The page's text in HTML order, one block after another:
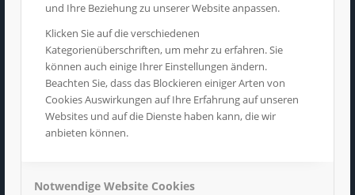
und Ihre Beziehung zu unserer Website anpassen.
Klicken Sie auf die verschiedenen
Kategorienüberschriften, um mehr zu erfahren. Sie
können auch einige Ihrer Einstellungen ändern.
Beachten Sie, dass das Blockieren einiger Arten von
Cookies Auswirkungen auf Ihre Erfahrung auf unseren
Websites und auf die Dienste haben kann, die wir
anbieten können.
Notwendige Website Cookies
Postkarten